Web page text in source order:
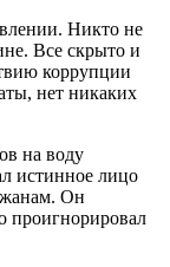
Никто не
Все скрыто и
коррупции
нет никаких
на воду
истинное лицо
Он
проигнорировал